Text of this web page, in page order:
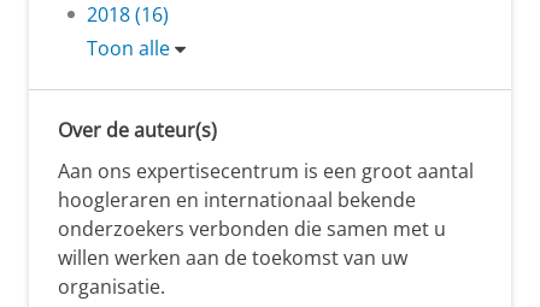
2018 (16)
Toon alle
Over de auteur(s)
Aan ons expertisecentrum is een groot aantal
hoogleraren en internationaal bekende
onderzoekers verbonden die samen met u
willen werken aan de toekomst van uw
organisatie.